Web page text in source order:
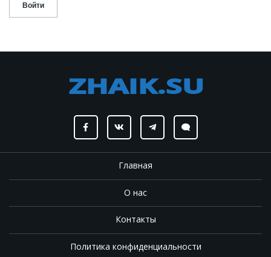
Главная
О нас
Контакты
Политика конфиденциальности